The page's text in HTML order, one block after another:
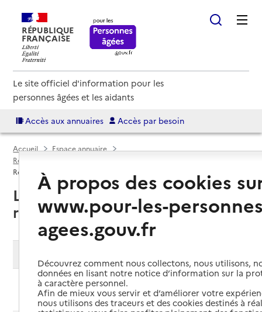
RÉPUBLIQUE
FRANÇAISE
Le site officiel d'information pour les
personnes âgées et les aidants
Accès aux annuaires Accès par besoin
Accueil
Espace annuaire
Résidences autonomie par département
Résidence autonomie
Longjumeau (91160) : liste des 3
résidences autonomie
Ajouter cette recherche aux favoris
À propos des cookies
www.pour-les-
agees.gouv.fr
Découvrez comment nous collectons, nous utilisons,
données en lisant notre notice d’information sur la
à caractère personnel.
Afin de mieux vous servir et d’améliorer votre
nous utilisons des traceurs et des cookies destinés à